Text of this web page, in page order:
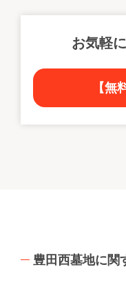
お気軽
【無
豊田西墓地に関